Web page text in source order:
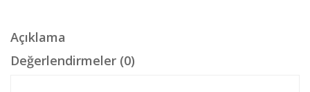
Açıklama
Değerlendirmeler (0)